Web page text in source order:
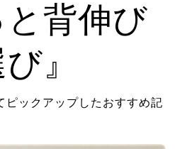
と背伸び
』
ピックアップしたおすすめ記